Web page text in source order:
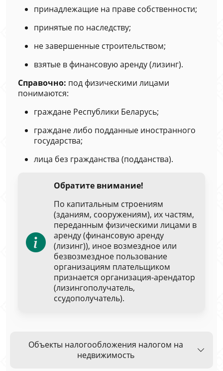
принадлежащие на праве собственности;
принятые по наследству;
не завершенные строительством;
взятые в финансовую аренду (лизинг).
Справочно: под физическими лицами
понимаются:
граждане Республики Беларусь;
граждане либо подданные иностранного
государства;
лица без гражданства (подданства).
Обратите внимание!
По капитальным строениям
(зданиям, сооружениям), их частям,
переданным физическими лицами в
аренду (финансовую аренду
(лизинг)), иное возмездное или
безвозмездное пользование
организациям плательщиком
признается организация-арендатор
(лизингополучатель,
ссудополучатель).
Объекты налогообложения налогом на
недвижимость